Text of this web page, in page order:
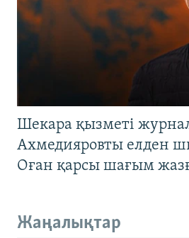
Шекара қызметі
Ахмедияровты елден
Оған қарсы шағым
Жаңалықтар